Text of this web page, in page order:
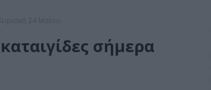
σήμερα